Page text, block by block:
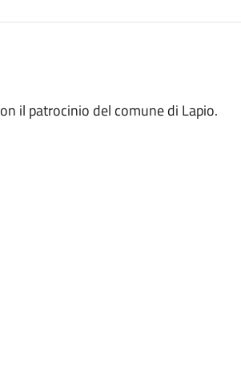
il patrocinio del comune di Lapio.